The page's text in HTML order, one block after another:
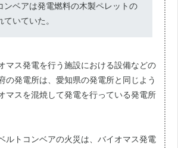
ンベアは発電燃料の木製ペレットの
いていた。
マス発電を行う施設における設備などの
の発電所は、愛知県の発電所と同じよう
マスを混焼して発電を行っている発電所
ルトコンベアの火災は、バイオマス発電